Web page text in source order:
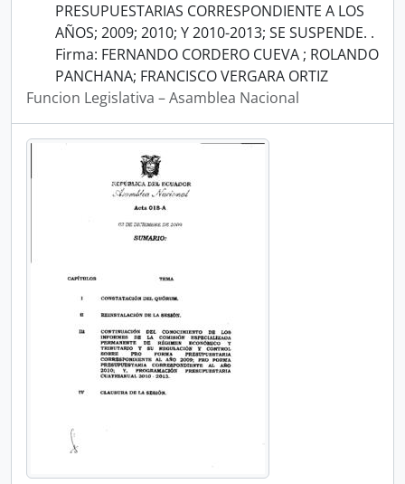
PRESUPUESTARIAS CORRESPONDIENTE A LOS
AÑOS; 2009; 2010; Y 2010-2013; SE SUSPENDE. .
Firma: FERNANDO CORDERO CUEVA ; ROLANDO
PANCHANA; FRANCISCO VERGARA ORTIZ
Funcion Legislativa – Asamblea Nacional